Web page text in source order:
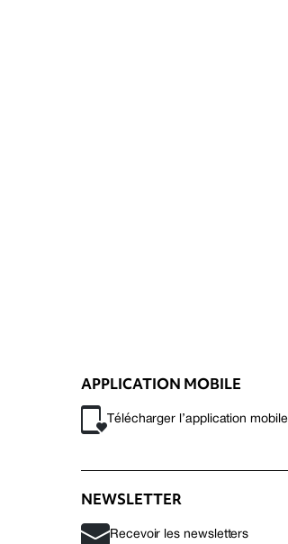
APPLICATION MOBILE
Télécharger l’application mobile
NEWSLETTER
Recevoir les newsletters